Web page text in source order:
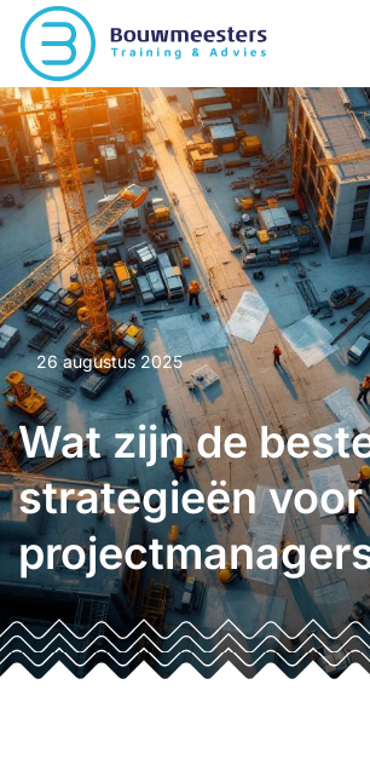
26 augustus 2025
Wat zijn de
strategieën voor